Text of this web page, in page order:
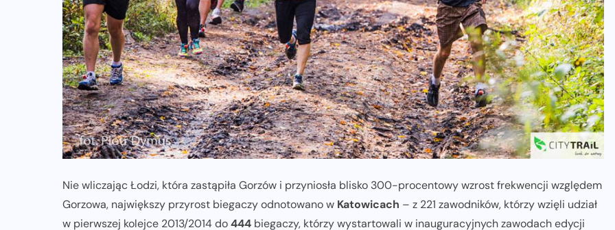
Nie wliczając Łodzi, która zastąpiła Gorzów i przyniosła blisko 300-procentowy wzrost frekwencji względem
Gorzowa, największy przyrost biegaczy odnotowano w Katowicach – z 221 zawodników, którzy wzięli udział
w pierwszej kolejce 2013/2014 do444 biegaczy, którzy wystartowali w inauguracyjnych zawodach edycji